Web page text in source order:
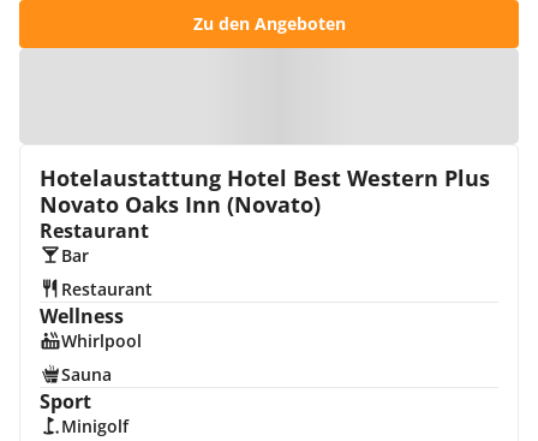
Zu den Angeboten
Hotelaustattung Hotel Best Western Plus
Novato Oaks Inn (Novato)
Restaurant
Bar
Restaurant
Wellness
Whirlpool
Sauna
Sport
Minigolf